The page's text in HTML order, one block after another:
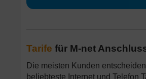
Tarife für M-net
Die meisten Kunden
beliebteste Internet und Telefon